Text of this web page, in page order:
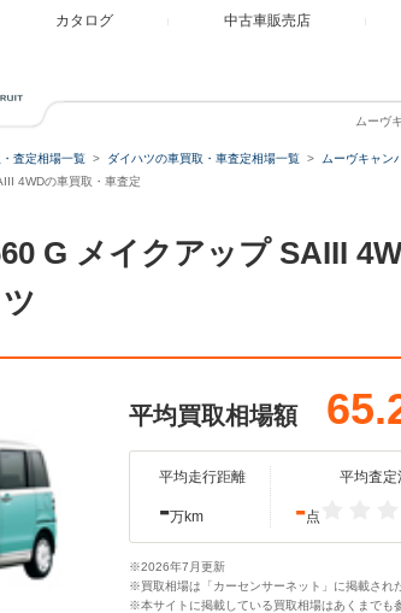
カタログ 中古車販売店
ムーヴ
査定相場一覧 ダイハツの車買取・車査定相場一覧
ムーヴキャン
4WDの車買取・車査定
G メイクアップ SAIII
平均買取相場額
平均走行距離
-万km
平均査定
-点
※2026年7月更新
※買取相場は「カーセンサーネット」に掲載され
※本サイトに掲載している買取相場はあくまでも